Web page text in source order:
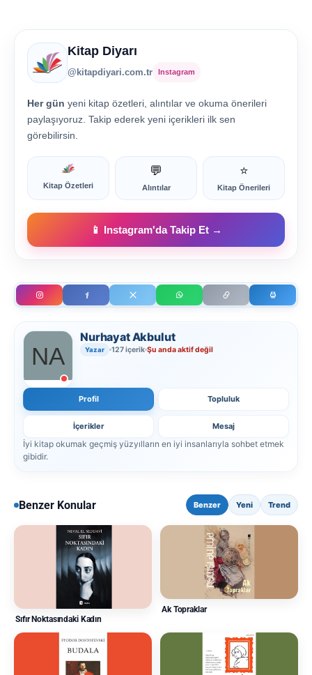
Kitap Diyarı
@kitapdiyari.com.tr Instagram
Her gün yeni kitap özetleri, alıntılar ve okuma önerileri
paylaşıyoruz. Takip ederek yeni içerikleri ilk sen
görebilirsin.
Kitap Özetleri
💬
Alıntılar
⭐
Kitap Önerileri
📱 Instagram'da Takip Et →
Nurhayat Akbulut
Yazar 127 içerik Şu anda aktif değil
Profil Topluluk
İçerikler Mesaj
İyi kitap okumak geçmiş yüzyılların en iyi insanlarıyla sohbet etmek
gibidir.
Benzer Konular Benzer Yeni Trend
Sıfır Noktasındaki Kadın
Ak Topraklar